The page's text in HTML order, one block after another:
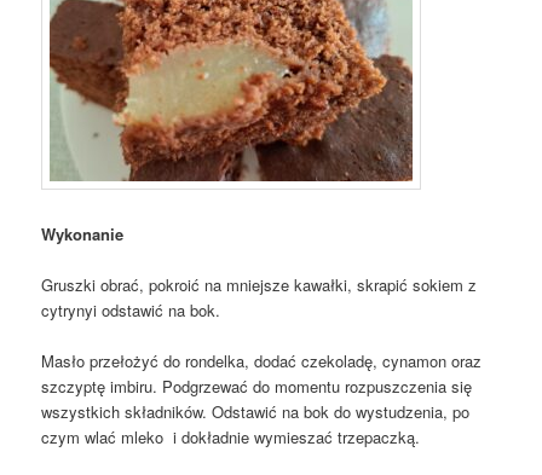
Wykonanie
Gruszki obrać, pokroić na mniejsze kawałki, skrapić sokiem z
cytrynyi odstawić na bok.
Masło przełożyć do rondelka, dodać czekoladę, cynamon oraz
szczyptę imbiru. Podgrzewać do momentu rozpuszczenia się
wszystkich składników. Odstawić na bok do wystudzenia, po
czym wlać mleko i dokładnie wymieszać trzepaczką.